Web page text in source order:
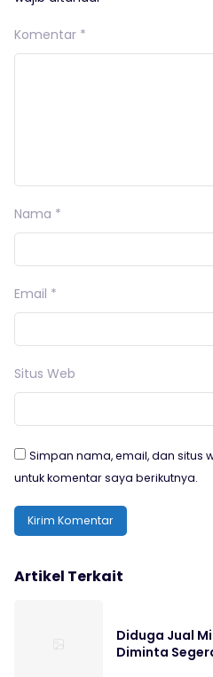
Komentar *
Nama *
Email *
Situs Web
Simpan nama, email, dan situs
untuk komentar saya berikutnya.
Artikel Terkait
Diduga Jual
Diminta